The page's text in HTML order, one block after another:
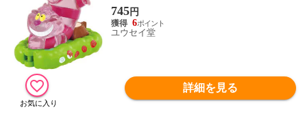
国のアリス 本体 フィギュア 自動車 グッズ
雑貨 ギフト プレゼント 玩具 タカラトミ
ー】
745円
6
ユウセイ堂
詳細を見る